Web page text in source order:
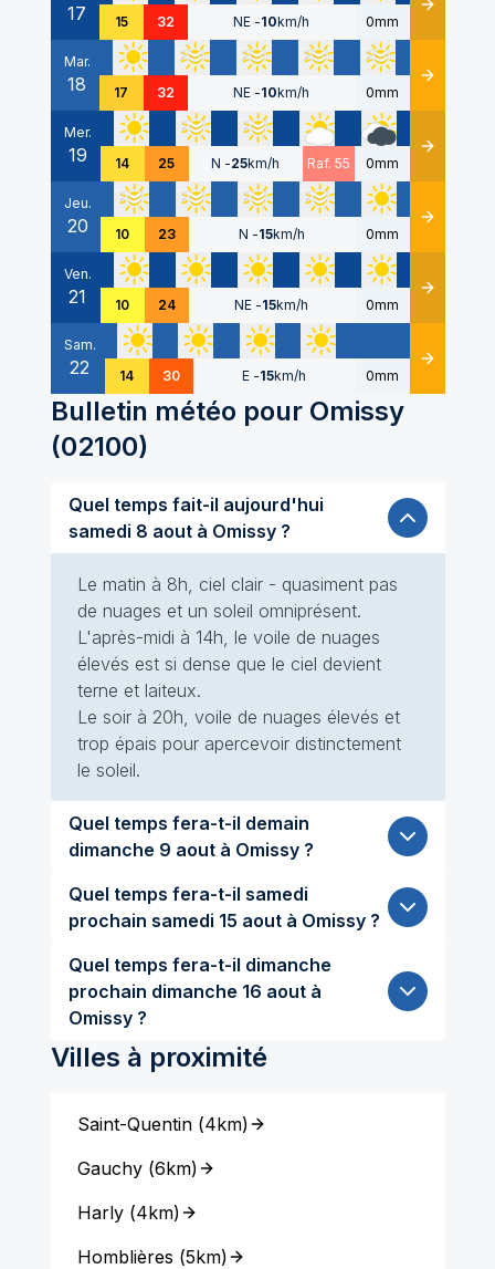
17 15 32 NE -10km/h 0mm Détails
Mar.
18 17 32 NE -10km/h 0mm Détails
Mer.
19 14 25 N -25km/h Raf. 55 0mm Détails
Jeu.
20 10 23 N -15km/h 0mm Détails
Ven.
21 10 24 NE -15km/h 0mm Détails
Sam.
22 14 30 E -15km/h 0mm Détails
Bulletin météo pour Omissy
(02100)
Quel temps fait-il aujourd'hui
samedi 8 aout à Omissy ?
Le matin à 8h, ciel clair - quasiment pas
de nuages et un soleil omniprésent.
L'après-midi à 14h, le voile de nuages
élevés est si dense que le ciel devient
terne et laiteux.
Le soir à 20h, voile de nuages élevés et
trop épais pour apercevoir distinctement
le soleil.
Quel temps fera-t-il demain
dimanche 9 aout à Omissy ?
Quel temps fera-t-il samedi
prochain samedi 15 aout à Omissy ?
Quel temps fera-t-il dimanche
prochain dimanche 16 aout à
Omissy ?
Villes à proximité
Saint-Quentin(4km)
Gauchy(6km)
Harly(4km)
Homblières (5km)